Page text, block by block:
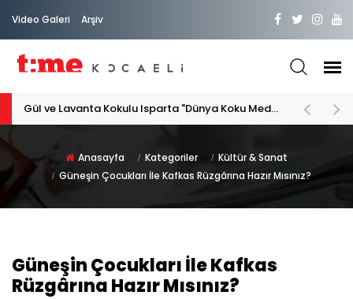
Video Galeri Arşiv
PATİLİ DOSTA HAYATIMIZA "HOŞ GELDİN" DİYORSAK
Anasayfa Kategoriler
Kültür & Sanat
Güneşin Çocukları İle Kafkas Rüzgârına Hazır Mısınız?
Güneşin Çocukları İle Kafkas
Rüzgârına Hazır Mısınız?